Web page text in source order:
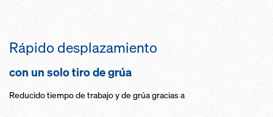
Rápido desplazamiento
con un solo tiro de grúa
Reducido tiempo de trabajo y de grúa gracias a